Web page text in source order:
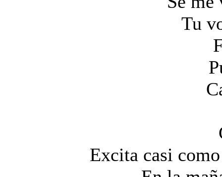
Tu
Excita casi